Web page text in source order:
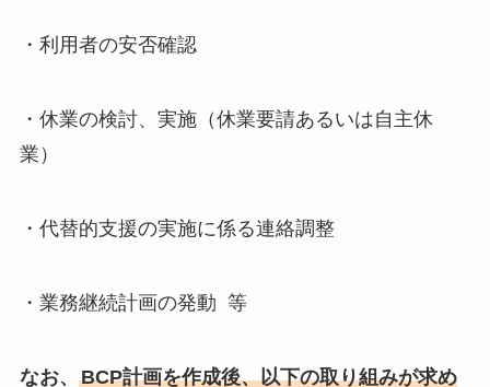
・利用者の安否確認
・休業の検討、実施（休業要請あるいは自主休
業）
・代替的支援の実施に係る連絡調整
・業務継続計画の発動 等
なお、 BCP計画を作成後、以下の取り組みが求め